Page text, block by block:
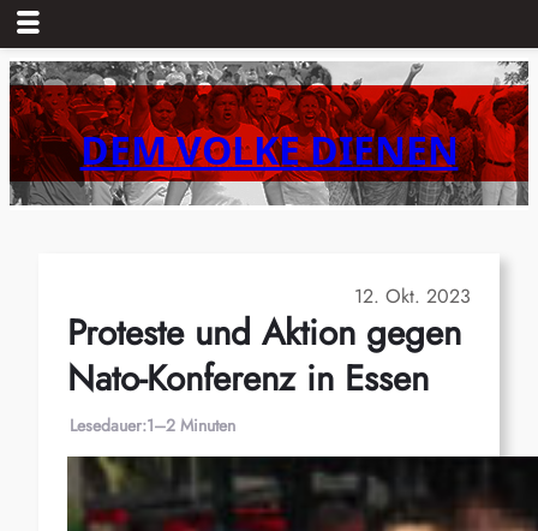
Zum
Inhalt
springenDEM VOLKE DIENEN
12. Okt. 2023
Proteste und Aktion gegen
Nato-Konferenz in Essen
Lesedauer:1–2 Minuten